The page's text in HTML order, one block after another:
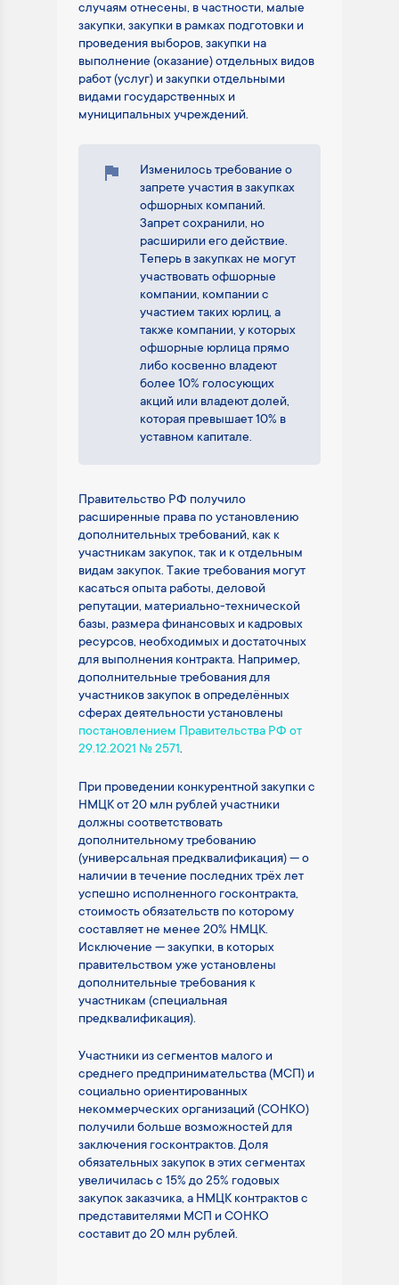
случаям отнесены, в частности, малые
закупки, закупки в рамках подготовки и
проведения выборов, закупки на
выполнение (оказание) отдельных видов
работ (услуг) и закупки отдельными
видами государственных и
муниципальных учреждений.
Изменилось требование о
запрете участия в закупках
офшорных компаний.
Запрет сохранили, но
расширили его действие.
Теперь в закупках не могут
участвовать офшорные
компании, компании с
участием таких юрлиц, а
также компании, у которых
офшорные юрлица прямо
либо косвенно владеют
более 10% голосующих
акций или владеют долей,
которая превышает 10% в
уставном капитале.
Правительство РФ получило
расширенные права по установлению
дополнительных требований, как к
участникам закупок, так и к отдельным
видам закупок. Такие требования могут
касаться опыта работы, деловой
репутации, материально-технической
базы, размера финансовых и кадровых
ресурсов, необходимых и достаточных
для выполнения контракта. Например,
дополнительные требования для
участников закупок в определённых
сферах деятельности установлены
постановлением Правительства РФ от
29.12.2021 № 2571.
При проведении конкурентной закупки с
НМЦК от 20 млн рублей участники
должны соответствовать
дополнительному требованию
(универсальная предквалификация) — о
наличии в течение последних трёх лет
успешно исполненного госконтракта,
стоимость обязательств по которому
составляет не менее 20% НМЦК.
Исключение — закупки, в которых
правительством уже установлены
дополнительные требования к
участникам (специальная
предквалификация).
Участники из сегментов малого и
среднего предпринимательства (МСП) и
социально ориентированных
некоммерческих организаций (СОНКО)
получили больше возможностей для
заключения госконтрактов. Доля
обязательных закупок в этих сегментах
увеличилась с 15% до 25% годовых
закупок заказчика, а НМЦК контрактов с
представителями МСП и СОНКО
составит до 20 млн рублей.